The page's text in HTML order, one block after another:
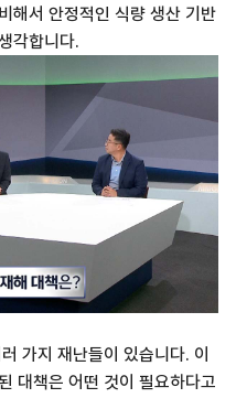
해서 안정적인 식량 생산 기반
각합니다.
가지 재난들이 있습니다. 이
대책은 어떤 것이 필요하다고